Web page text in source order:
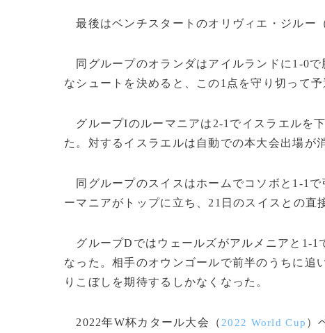
最後はベンチスタートのオリヴィエ・ジルー
同グループのオランダはアイルランドに1-0
なシュートを決めると、この1点を守り切って予
グループIのルーマニアは2-1でイスラエルを
た。対するイスラエルは自動での本大会出場が
同グループのスイスはホームでコソボと1-1
ーマニアがトップに立ち、21日のスイスとの直
グループDではウェールズがアルメニアと1-1
なった。相手のオウンゴールで前半のうちに追
りこぼしを期待するしかなくなった。
2022年W杯カタール大会（ 2022 World Cup ）